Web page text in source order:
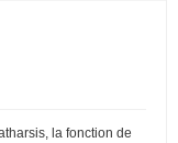
la fonction de